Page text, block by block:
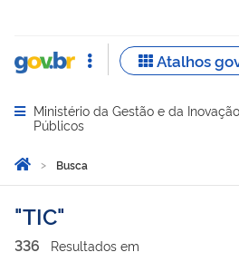
Abrir menu principal de
Ministério da Gestão e da
Públicos
Você está aqui:
Página Inicial
Busca
Busca
TIC
336 Resultados em